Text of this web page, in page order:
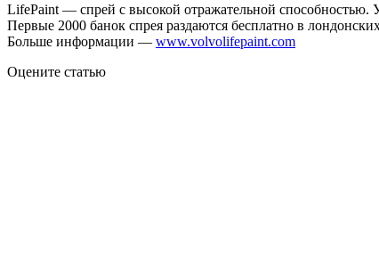
LifePaint — спрей с высокой отражательной способностью.
Первые 2000 банок спрея раздаются бесплатно в
Больше информации — www.volvolifepaint.com
Оцените статью